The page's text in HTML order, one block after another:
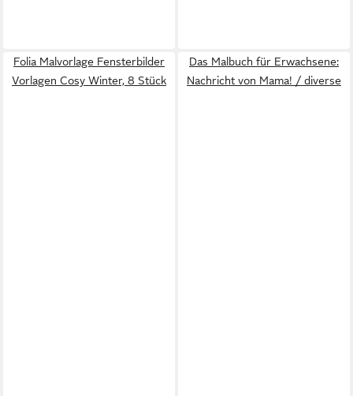
Folia Malvorlage Fensterbilder
Vorlagen Cosy Winter, 8 Stück
Das Malbuch für Erwachsene:
Nachricht von Mama! / diverse